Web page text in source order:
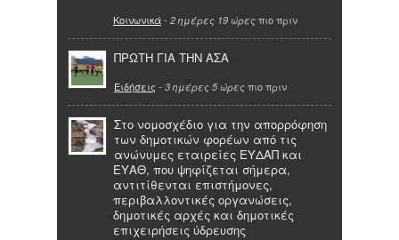
Κοινωνικά- 2 ημέρες 19 ώρες πιο πριν
ΠΡΩΤΗ ΓΙΑ ΤΗΝ ΑΣΑ
Ειδήσεις - 3 ημέρες 5 ώρες πιο πριν
Στο νομοσχέδιο για την απορρόφηση
των δημοτικών φορέων από τις
ανώνυμες εταιρείες ΕΥΔΑΠ και
ΕΥΑΘ, που ψηφίζεται σήμερα,
αντιτίθενται επιστήμονες,
περιβαλλοντικές οργανώσεις,
δημοτικές αρχές και δημοτικές
επιχειρήσεις ύδρευσης